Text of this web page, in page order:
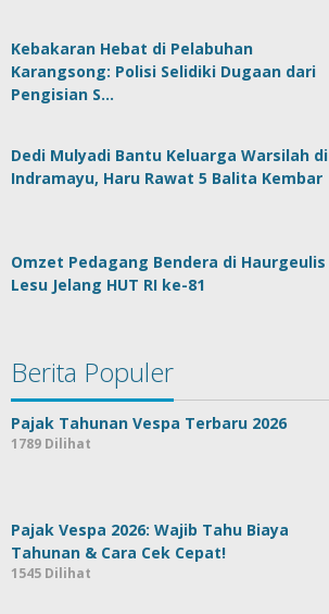
Kebakaran Hebat di Pelabuhan
Karangsong: Polisi Selidiki Dugaan dari
Pengisian S…
Dedi Mulyadi Bantu Keluarga Warsilah di
Indramayu, Haru Rawat 5 Balita Kembar
Omzet Pedagang Bendera di Haurgeulis
Lesu Jelang HUT RI ke-81
Berita Populer
Pajak Tahunan Vespa Terbaru 2026
1789 Dilihat
Pajak Vespa 2026: Wajib Tahu Biaya
Tahunan & Cara Cek Cepat!
1545 Dilihat